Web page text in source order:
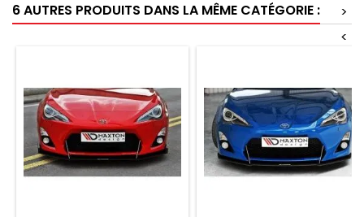
6 AUTRES PRODUITS DANS LA MÊME CATÉGORIE :
>
<